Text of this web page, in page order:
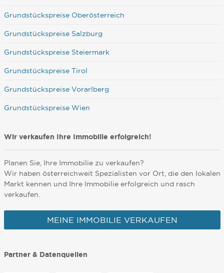
Grundstückspreise Oberösterreich
Grundstückspreise Salzburg
Grundstückspreise Steiermark
Grundstückspreise Tirol
Grundstückspreise Vorarlberg
Grundstückspreise Wien
Wir verkaufen Ihre Immobilie erfolgreich!
Planen Sie, Ihre Immobilie zu verkaufen?
Wir haben österreichweit Spezialisten vor Ort, die den lokalen
Markt kennen und Ihre Immobilie erfolgreich und rasch
verkaufen.
MEINE IMMOBILIE VERKAUFEN
Partner & Datenquellen